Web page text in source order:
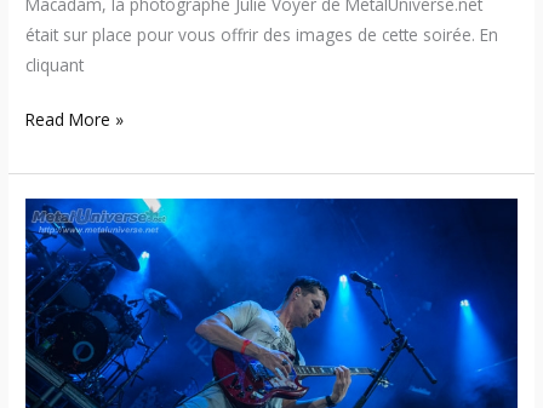
était sur place pour vous offrir des images de cette soirée. En
cliquant
Read More »
17:09:08
–
Envol
et
Macadam
2017
–